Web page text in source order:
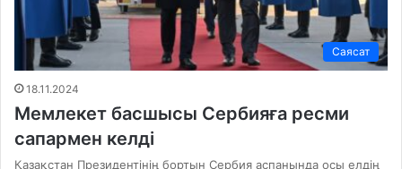
Саясат
18.11.2024
Мемлекет басшысы Сербияға ресми
сапармен келді
Қазақстан Президентінің бортын Сербия аспанында осы елдің